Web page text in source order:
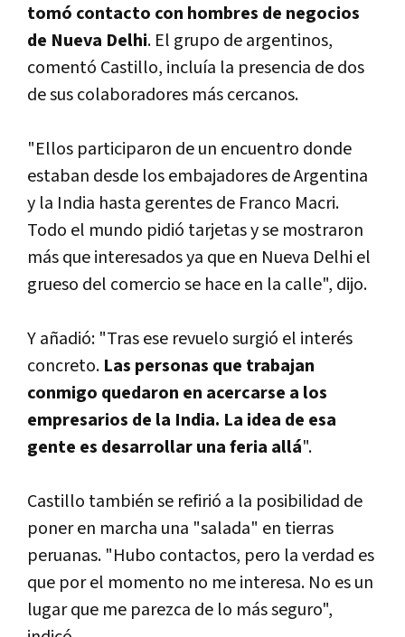
tomó contacto con hombres de negocios
de Nueva Delhi. El grupo de argentinos,
comentó Castillo, incluí­a la presencia de dos
de sus colaboradores más cercanos.
"Ellos participaron de un encuentro donde
estaban desde los embajadores de Argentina
y la India hasta gerentes de Franco Macri.
Todo el mundo pidió tarjetas y se mostraron
más que interesados ya que en Nueva Delhi el
grueso del comercio se hace en la calle", dijo.
Y añadió: "Tras ese revuelo surgió el interés
concreto. Las personas que trabajan
conmigo quedaron en acercarse a los
empresarios de la India. La idea de esa
gente es desarrollar una feria allá".
Castillo también se refirió a la posibilidad de
poner en marcha una "salada" en tierras
peruanas. "Hubo contactos, pero la verdad es
que por el momento no me interesa. No es un
lugar que me parezca de lo más seguro",